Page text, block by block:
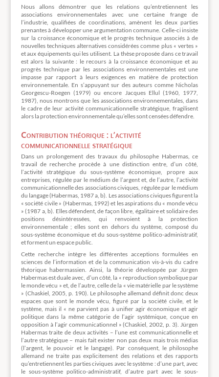
Nous allons démontrer que les relations qu’entretiennent les
associations environnementales avec une certaine frange de
l’industrie, qualifiées de coordinations, amènent les deux parties
prenantes à développer une argumentation commune. Celle-ci insiste
sur la croissance économique et le progrès technique associés à de
nouvelles techniques alternatives considérées comme plus « vertes »
et aux équipements qui les utilisent. La thèse proposée dans ce travail
est alors la suivante : le recours à la croissance économique et au
progrès technique par les associations environnementales est une
impasse par rapport à leurs exigences en matière de protection
environnementale. En s’appuyant sur des auteurs comme Nicholas
Georgescu-Roegen (1979) ou encore Jacques Ellul (1960, 1977,
1987), nous montrons que les associations environnementales, dans
le cadre de leur activité communicationnelle stratégique, fragilisent
alors la protection environnementale qu’elles sont censées défendre.
Contribution théorique : l’activité
communicationnelle stratégique
Dans un prolongement des travaux du philosophe Habermas, ce
travail de recherche procède à une distinction entre, d’un côté,
l’activité stratégique du sous-système économique, propre aux
entreprises, régulée par le médium de l’argent et, de l’autre, l’activité
communicationnelle des associations civiques, régulée par le médium
du langage (Habermas, 1987 a, b). Les associations civiques figurent la
« société civile » (Habermas, 1992) et les aspirations du « monde vécu
» (1987 a, b). Elles défendent, de façon libre, égalitaire et solidaire des
positions désintéressées, qui renvoient à la protection
environnementale ; elles sont en dehors du système, composé du
sous-système économique et du sous-système politico-administratif,
et forment un espace public.
Cette recherche intègre les différentes acceptions formulées en
sciences de l’information et de la communication vis-à-vis du cadre
théorique habermassien. Ainsi, la théorie développée par Jürgen
Habermas est duale avec, d’un côté, la « reproduction symbolique par
le monde vécu » et, de l’autre, celle de la « vie matérielle par le système
» (Chaskiel, 2005, p. 190). Le philosophe allemand définit donc deux
espaces que sont le monde vécu, figuré par la société civile, et le
système, mais il « ne parvient pas à unifier agir économique et agir
politique dans la même catégorie de l’agir systémique, conçue en
opposition à l’agir communicationnel » (Chaskiel, 2002, p. 3). Jürgen
Habermas traite de deux activités – l’une est communicationnelle et
l’autre stratégique – mais fait exister non pas deux mais trois médias
(l’argent, le pouvoir et le langage). Par conséquent, le philosophe
allemand ne traite pas explicitement des relations et des rapports
qu’entretiennent les parties civiques avec le système : d’une part, avec
le sous-système politico-administratif, d’autre part avec le sous-